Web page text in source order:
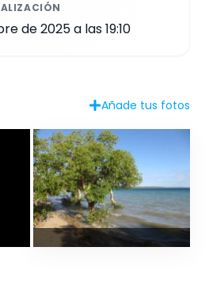
de 2025 a las 19:10
Añade tus fotos